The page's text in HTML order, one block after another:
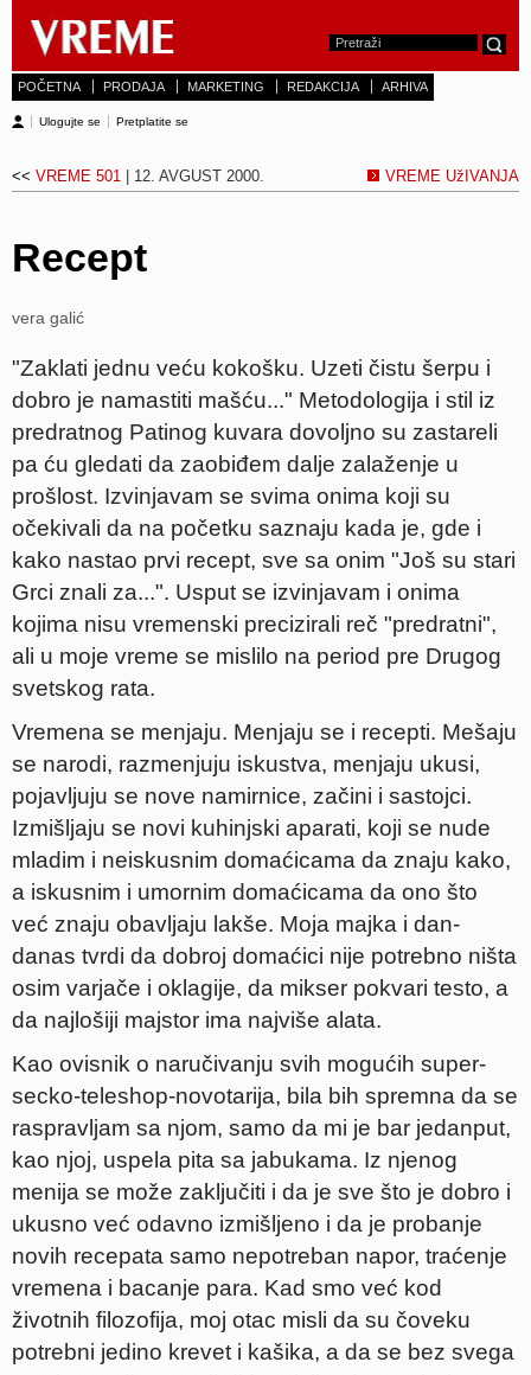
POČETNA PRODAJA MARKETING REDAKCIJA ARHIVA
Ulogujte se Pretplatite se
<< VREME 501 | 12. AVGUST 2000. VREME UžIVANJA
Recept
vera galić
"Zaklati jednu veću kokošku. Uzeti čistu šerpu i
dobro je namastiti mašću..." Metodologija i stil iz
predratnog Patinog kuvara dovoljno su zastareli
pa ću gledati da zaobiđem dalje zalaženje u
prošlost. Izvinjavam se svima onima koji su
očekivali da na početku saznaju kada je, gde i
kako nastao prvi recept, sve sa onim "Još su stari
Grci znali za...". Usput se izvinjavam i onima
kojima nisu vremenski precizirali reč "predratni",
ali u moje vreme se mislilo na period pre Drugog
svetskog rata.
Vremena se menjaju. Menjaju se i recepti. Mešaju
se narodi, razmenjuju iskustva, menjaju ukusi,
pojavljuju se nove namirnice, začini i sastojci.
Izmišljaju se novi kuhinjski aparati, koji se nude
mladim i neiskusnim domaćicama da znaju kako,
a iskusnim i umornim domaćicama da ono što
već znaju obavljaju lakše. Moja majka i dan-
danas tvrdi da dobroj domaćici nije potrebno ništa
osim varjače i oklagije, da mikser pokvari testo, a
da najlošiji majstor ima najviše alata.
Kao ovisnik o naručivanju svih mogućih super-
secko-teleshop-novotarija, bila bih spremna da se
raspravljam sa njom, samo da mi je bar jedanput,
kao njoj, uspela pita sa jabukama. Iz njenog
menija se može zaključiti i da je sve što je dobro i
ukusno već odavno izmišljeno i da je probanje
novih recepata samo nepotreban napor, traćenje
vremena i bacanje para. Kad smo već kod
životnih filozofija, moj otac misli da su čoveku
potrebni jedino krevet i kašika, a da se bez svega